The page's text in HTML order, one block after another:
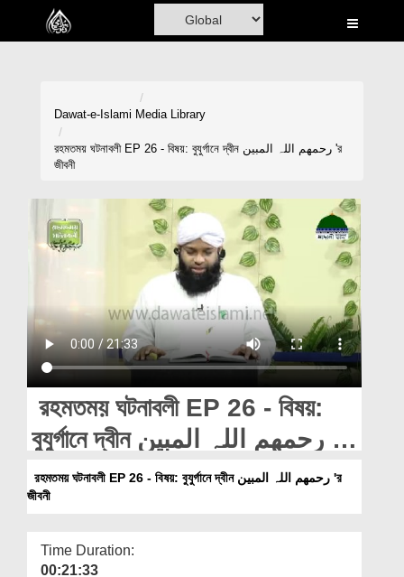
Home
Rohani Ilaj
Blog
Magazine
Departments
Our Websites
More
Dawat-e-Islami Media Library
রহমতময় ঘটনাবলী EP 26 - বিষয়: বুযুর্গানে দ্বীন رحمھم اللہ المبین 'র
জীবনী
রহমতময় ঘটনাবলী EP 26 - বিষয়:
বুযুর্গানে দ্বীন رحمھم اللہ المبین 'র
জীবনী
রহমতময় ঘটনাবলী EP 26 - বিষয়: বুযুর্গানে দ্বীন رحمھم اللہ المبین 'র
জীবনী
Time Duration:
00:21:33